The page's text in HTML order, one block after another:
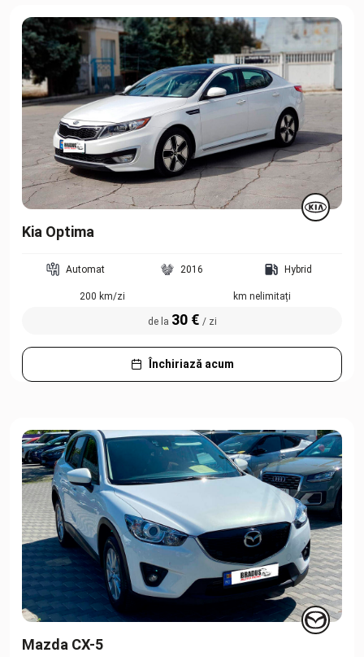
Kia Optima
Automat 2016 Hybrid
200 km/zi km nelimitați
de la 30 € / zi
Închiriază acum
Mazda CX-5